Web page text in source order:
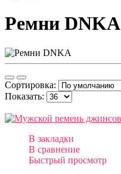
Ремни DNKA
Сортировка:
Показать:
В закладки
В сравнение
Быстрый просмотр